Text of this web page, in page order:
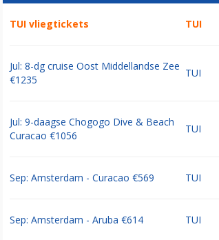
TUI vliegtickets TUI
Jul: 8-dg cruise Oost Middellandse Zee
€1235
TUI
Jul: 9-daagse Chogogo Dive & Beach
Curacao €1056
TUI
Sep: Amsterdam - Curacao €569 TUI
Sep: Amsterdam - Aruba €614 TUI